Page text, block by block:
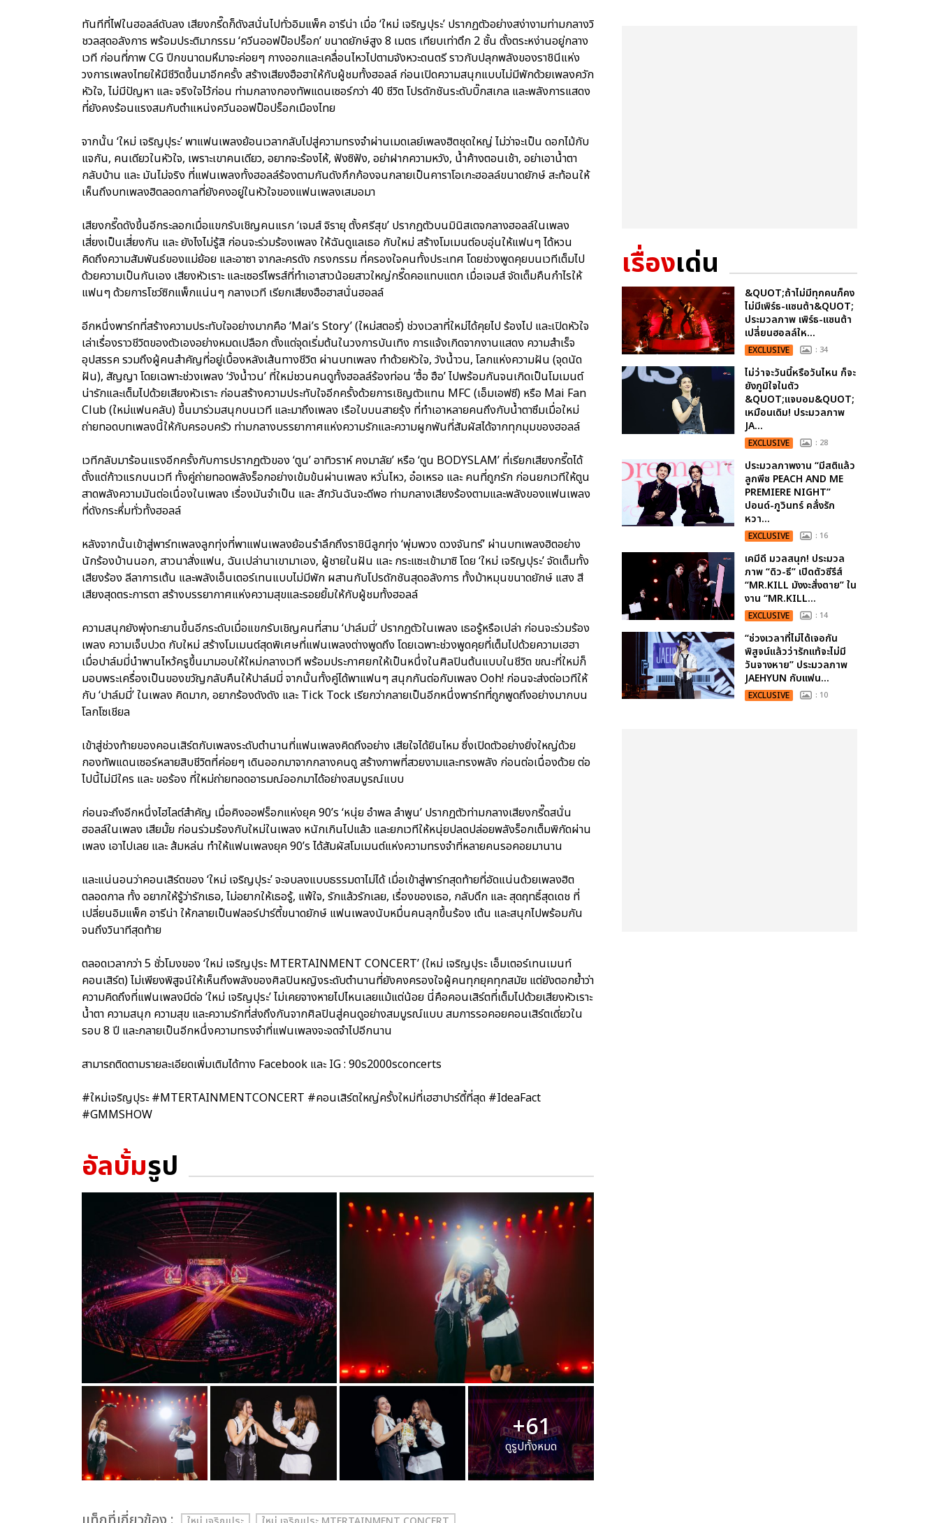
ทันทีที่ไฟในฮอลล์ดับลง เสียงกรี๊ดก็ดังสนั่นไปทั่วอิมแพ็ค อารีน่า เมื่อ ‘ใหม่ เจริญปุระ’ ปรากฏตัวอย่างสง่างามท่ามกลางวิ
ชวลสุดอลังการ พร้อมประติมากรรม ‘ควีนออฟป็อปร็อก’ ขนาดยักษ์สูง 8 เมตร เทียบเท่าตึก 2 ชั้น ตั้งตระหง่านอยู่กลาง
เวที ก่อนที่ภาพ CG ปีกขนาดมหึมาจะค่อยๆ กางออกและเคลื่อนไหวไปตามจังหวะดนตรี ราวกับปลุกพลังของราชินีแห่ง
วงการเพลงไทยให้มีชีวิตขึ้นมาอีกครั้ง สร้างเสียงฮือฮาให้กับผู้ชมทั้งฮอลล์ ก่อนเปิดความสนุกแบบไม่มีพักด้วยเพลงควัก
หัวใจ, ไม่มีปัญหา และ จริงใจไว้ก่อน ท่ามกลางกองทัพแดนเซอร์กว่า 40 ชีวิต โปรดักชันระดับบิ๊กสเกล และพลังการแสดง
ที่ยังคงร้อนแรงสมกับตำแหน่งควีนออฟป็อปร็อกเมืองไทย
จากนั้น ‘ใหม่ เจริญปุระ’ พาแฟนเพลงย้อนเวลากลับไปสู่ความทรงจำผ่านเมดเลย์เพลงฮิตชุดใหญ่ ไม่ว่าจะเป็น ดอกไม้กับ
แจกัน, คนเดียวในหัวใจ, เพราะเขาคนเดียว, อยากจะร้องไห้, ฟังซิฟัง, อย่าฝากความหวัง, น้ำค้างตอนเช้า, อย่าเอาน้ำตา
กลับบ้าน และ มันไม่จริง ที่แฟนเพลงทั้งฮอลล์ร้องตามกันดังกึกก้องจนกลายเป็นคาราโอเกะฮอลล์ขนาดยักษ์ สะท้อนให้
เห็นถึงบทเพลงฮิตลอดกาลที่ยังคงอยู่ในหัวใจของแฟนเพลงเสมอมา
เสียงกรี๊ดดังขึ้นอีกระลอกเมื่อแขกรับเชิญคนแรก ‘เจมส์ จิรายุ ตั้งศรีสุข’ ปรากฏตัวบนมินิสเตจกลางฮอลล์ในเพลง
เสี่ยงเป็นเสี่ยงกัน และ ยังไงไม่รู้สิ ก่อนจะร่วมร้องเพลง ให้ฉันดูแลเธอ กับใหม่ สร้างโมเมนต์อบอุ่นให้แฟนๆ ได้หวน
คิดถึงความสัมพันธ์ของแม่ย้อย และอาซา จากละครดัง กรงกรรม ที่ครองใจคนทั้งประเทศ โดยช่วงพูดคุยบนเวทีเต็มไป
ด้วยความเป็นกันเอง เสียงหัวเราะ และเซอร์ไพรส์ที่ทำเอาสาวน้อยสาวใหญ่กรี๊ดคอแทบแตก เมื่อเจมส์ จัดเต็มคืนกำไรให้
แฟนๆ ด้วยการโชว์ซิกแพ็กแน่นๆ กลางเวที เรียกเสียงฮือฮาสนั่นฮอลล์
อีกหนึ่งพาร์ทที่สร้างความประทับใจอย่างมากคือ ‘Mai’s Story’ (ใหม่สตอรี่) ช่วงเวลาที่ใหม่ได้คุยไป ร้องไป และเปิดหัวใจ
เล่าเรื่องราวชีวิตของตัวเองอย่างหมดเปลือก ตั้งแต่จุดเริ่มต้นในวงการบันเทิง การแจ้งเกิดจากงานแสดง ความสำเร็จ
อุปสรรค รวมถึงผู้คนสำคัญที่อยู่เบื้องหลังเส้นทางชีวิต ผ่านบทเพลง ทำด้วยหัวใจ, วังน้ำวน, โลกแห่งความฝัน (จุดนัด
ฝัน), สัญญา โดยเฉพาะช่วงเพลง ‘วังน้ำวน’ ที่ใหม่ชวนคนดูทั้งฮอลล์ร้องท่อน ‘ฮื้อ ฮือ’ ไปพร้อมกันจนเกิดเป็นโมเมนต์
น่ารักและเต็มไปด้วยเสียงหัวเราะ ก่อนสร้างความประทับใจอีกครั้งด้วยการเชิญตัวแทน MFC (เอ็มเอฟซี) หรือ Mai Fan
Club (ใหม่แฟนคลับ) ขึ้นมาร่วมสนุกบนเวที และมาถึงเพลง เรือใบบนสายรุ้ง ที่ทำเอาหลายคนถึงกับน้ำตาซึมเมื่อใหม่
ถ่ายทอดบทเพลงนี้ให้กับครอบครัว ท่ามกลางบรรยากาศแห่งความรักและความผูกพันที่สัมผัสได้จากทุกมุมของฮอลล์
เวทีกลับมาร้อนแรงอีกครั้งกับการปรากฏตัวของ ‘ตูน’ อาทิวราห์ คงมาลัย’ หรือ ‘ตูน BODYSLAM’ ที่เรียกเสียงกรี๊ดได้
ตั้งแต่ก้าวแรกบนเวที ทั้งคู่ถ่ายทอดพลังร็อกอย่างเข้มข้นผ่านเพลง หวั่นไหว, อ๋อเหรอ และ คนที่ถูกรัก ก่อนยกเวทีให้ตูน
สาดพลังความมันต่อเนื่องในเพลง เรื่องมันจำเป็น และ สักวันฉันจะดีพอ ท่ามกลางเสียงร้องตามและพลังของแฟนเพลง
ที่ดังกระหึ่มทั่วทั้งฮอลล์
หลังจากนั้นเข้าสู่พาร์ทเพลงลูกทุ่งที่พาแฟนเพลงย้อนรำลึกถึงราชินีลูกทุ่ง ‘พุ่มพวง ดวงจันทร์’ ผ่านบทเพลงฮิตอย่าง
นักร้องบ้านนอก, สาวนาสั่งแฟน, ฉันเปล่านาเขามาเอง, ผู้ชายในฝัน และ กระแซะเข้ามาซิ โดย ‘ใหม่ เจริญปุระ’ จัดเต็มทั้ง
เสียงร้อง ลีลาการเต้น และพลังเอ็นเตอร์เทนแบบไม่มีพัก ผสานกับโปรดักชันสุดอลังการ ทั้งม้าหมุนขนาดยักษ์ แสง สี
เสียงสุดตระการตา สร้างบรรยากาศแห่งความสุขและรอยยิ้มให้กับผู้ชมทั้งฮอลล์
ความสนุกยังพุ่งทะยานขึ้นอีกระดับเมื่อแขกรับเชิญคนที่สาม ‘ปาล์มมี่’ ปรากฏตัวในเพลง เธอรู้หรือเปล่า ก่อนจะร่วมร้อง
เพลง ความเจ็บปวด กับใหม่ สร้างโมเมนต์สุดพิเศษที่แฟนเพลงต่างพูดถึง โดยเฉพาะช่วงพูดคุยที่เต็มไปด้วยความเฮฮา
เมื่อปาล์มมี่นำพานไหว้ครูขึ้นมามอบให้ใหม่กลางเวที พร้อมประกาศยกให้เป็นหนึ่งในศิลปินต้นแบบในชีวิต ขณะที่ใหม่ก็
มอบพระเครื่องเป็นของขวัญกลับคืนให้ปาล์มมี่ จากนั้นทั้งคู่ได้พาแฟนๆ สนุกกันต่อกับเพลง Ooh! ก่อนจะส่งต่อเวทีให้
กับ ‘ปาล์มมี่’ ในเพลง คิดมาก, อยากร้องดังดัง และ Tick Tock เรียกว่ากลายเป็นอีกหนึ่งพาร์ทที่ถูกพูดถึงอย่างมากบน
โลกโซเชียล
เข้าสู่ช่วงท้ายของคอนเสิร์ตกับเพลงระดับตำนานที่แฟนเพลงคิดถึงอย่าง เสียใจได้ยินไหม ซึ่งเปิดตัวอย่างยิ่งใหญ่ด้วย
กองทัพแดนเซอร์หลายสิบชีวิตที่ค่อยๆ เดินออกมาจากกลางคนดู สร้างภาพที่สวยงามและทรงพลัง ก่อนต่อเนื่องด้วย ต่อ
ไปนี้ไม่มีใคร และ ขอร้อง ที่ใหม่ถ่ายทอดอารมณ์ออกมาได้อย่างสมบูรณ์แบบ
ก่อนจะถึงอีกหนึ่งไฮไลต์สำคัญ เมื่อคิงออฟร็อกแห่งยุค 90’s ‘หนุ่ย อำพล ลำพูน’ ปรากฏตัวท่ามกลางเสียงกรี๊ดสนั่น
ฮอลล์ในเพลง เสียมั้ย ก่อนร่วมร้องกับใหม่ในเพลง หนักเกินไปแล้ว และยกเวทีให้หนุ่ยปลดปล่อยพลังร็อกเต็มพิกัดผ่าน
เพลง เอาไปเลย และ ส้มหล่น ทำให้แฟนเพลงยุค 90’s ได้สัมผัสโมเมนต์แห่งความทรงจำที่หลายคนรอคอยมานาน
และแน่นอนว่าคอนเสิร์ตของ ‘ใหม่ เจริญปุระ’ จะจบลงแบบธรรมดาไม่ได้ เมื่อเข้าสู่พาร์ทสุดท้ายที่อัดแน่นด้วยเพลงฮิต
ตลอดกาล ทั้ง อยากให้รู้ว่ารักเธอ, ไม่อยากให้เธอรู้, แพ้ใจ, รักแล้วรักเลย, เรื่องของเธอ, กลับดึก และ สุดฤทธิ์สุดเดช ที่
เปลี่ยนอิมแพ็ค อารีน่า ให้กลายเป็นฟลอร์ปาร์ตี้ขนาดยักษ์ แฟนเพลงนับหมื่นคนลุกขึ้นร้อง เต้น และสนุกไปพร้อมกัน
จนถึงวินาทีสุดท้าย
ตลอดเวลากว่า 5 ชั่วโมงของ ‘ใหม่ เจริญปุระ MTERTAINMENT CONCERT’ (ใหม่ เจริญปุระ เอ็มเตอร์เทนเมนท์
คอนเสิร์ต) ไม่เพียงพิสูจน์ให้เห็นถึงพลังของศิลปินหญิงระดับตำนานที่ยังคงครองใจผู้คนทุกยุคทุกสมัย แต่ยังตอกย้ำว่า
ความคิดถึงที่แฟนเพลงมีต่อ ‘ใหม่ เจริญปุระ’ ไม่เคยจางหายไปไหนเลยแม้แต่น้อย นี่คือคอนเสิร์ตที่เต็มไปด้วยเสียงหัวเราะ
น้ำตา ความสนุก ความสุข และความรักที่ส่งถึงกันจากศิลปินสู่คนดูอย่างสมบูรณ์แบบ สมการรอคอยคอนเสิร์ตเดี่ยวใน
รอบ 8 ปี และกลายเป็นอีกหนึ่งความทรงจำที่แฟนเพลงจะจดจำไปอีกนาน
สามารถติดตามรายละเอียดเพิ่มเติมได้ทาง Facebook และ IG : 90s2000sconcerts
#ใหม่เจริญปุระ #MTERTAINMENTCONCERT #คอนเสิร์ตใหญ่ครั้งใหม่ที่เฮฮาปาร์ตี้ที่สุด #IdeaFact
#GMMSHOW
อัลบั้มรูป
+61
ดูรูปทั้งหมด
เรื่องเด่น
&QUOT;ถ้าไม่มีทุกคนก็คง
ไม่มีเพิร์ธ-แซนต้า&QUOT;
ประมวลภาพ เพิร์ธ-แซนต้า
เปลี่ยนฮอลล์ให...
EXCLUSIVE : 34
ไม่ว่าจะวันนี้หรือวันไหน ก็จะ
ยังภูมิใจในตัว
&QUOT;แจบอม&QUOT;
เหมือนเดิม! ประมวลภาพ
JA...
EXCLUSIVE : 28
ประมวลภาพงาน “มีสติแล้ว
ลูกพีช PEACH AND ME
PREMIERE NIGHT”
ปอนด์-ภูวินทร์ คลั่งรัก
หวา...
EXCLUSIVE : 16
เคมีดี มวลสนุก! ประมวล
ภาพ “ดิว-ธี” เปิดตัวซีรีส์
“MR.KILL มังงะสั่งตาย” ใน
งาน “MR.KILL...
EXCLUSIVE : 14
“ช่วงเวลาที่ไม่ได้เจอกัน
พิสูจน์แล้วว่ารักแท้จะไม่มี
วันจางหาย” ประมวลภาพ
JAEHYUN กับแฟน...
EXCLUSIVE : 10